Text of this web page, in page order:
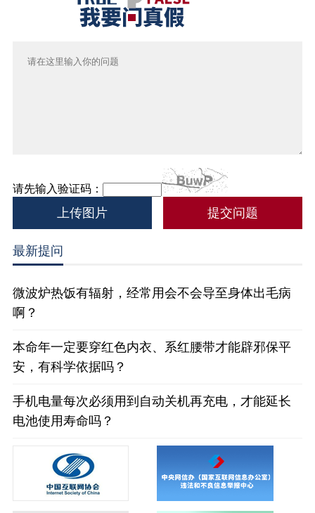
请先输入验证码：
上传图片
最新提问
微波炉热饭有辐射，经常用会不会导至身体出毛病
啊？
本命年一定要穿红色内衣、系红腰带才能辟邪保平
安，有科学依据吗？
手机电量每次必须用到自动关机再充电，才能延长
电池使用寿命吗？